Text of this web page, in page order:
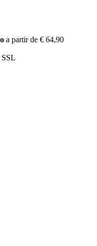
a partir de € 64,90
SSL